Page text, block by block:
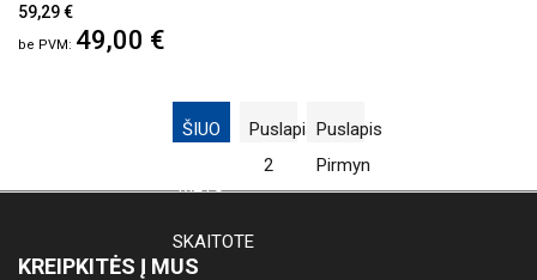
59,29 €
49,00 €
ŠIUO
METU
SKAITOTE
Puslapis
2
Puslapis
Pirmyn
KREIPKITĖS Į MUS